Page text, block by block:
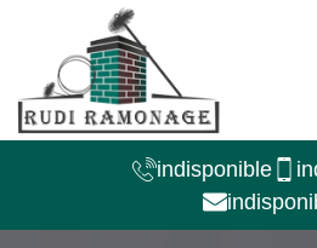
indisponible